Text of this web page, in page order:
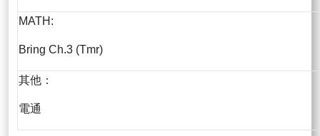
MATH:
Bring Ch.3 (Tmr)
其他：
電通